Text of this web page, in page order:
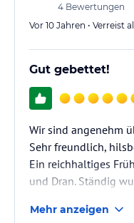
4 Bewertungen
Vor 10 Jahren • Verreist
Gut gebettet!
Wir sind angenehm
Sehr freundlich,
Ein reichhaltiges
und Dran. Ständig
Sehr saubere
Mehr anzeigen